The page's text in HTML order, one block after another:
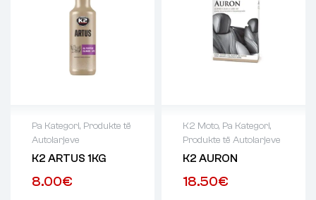
Pa Kategori, Produkte të
Autolarjeve
K2 ARTUS 1KG
8.00€
K2 Moto, Pa Kategori,
Produkte të Autolarjeve
K2 AURON
18.50€